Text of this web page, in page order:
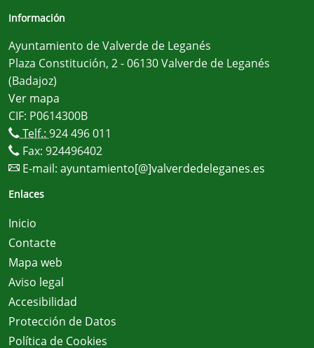
Información
Ayuntamiento de Valverde de Leganés
Plaza Constitución, 2 - 06130 Valverde de Leganés
(Badajoz)
Ver mapa
CIF: P0614300B
Telf.: 924 496 011
Fax: 924496402
E-mail: ayuntamiento[@]valverdedeleganes.es
Enlaces
Inicio
Contacte
Mapa web
Aviso legal
Accesibilidad
Protección de Datos
Política de Cookies